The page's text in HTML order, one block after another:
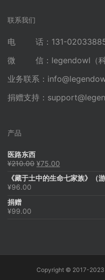
联系我们
电 话：131-
微 信：legendowl（科
业务联系：
捐赠支持：
产品
医路东西
¥210.00 原
为：
¥75.00
价
《藏于土中的生命七家族》（
¥96.00
捐赠
¥99.00
Copyright © 2017-2023